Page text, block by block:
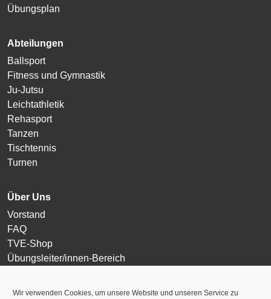
Wir verwenden Cookies, um unsere Website und unseren Service zu
Übungsplan
Abteilungen
Ballsport
Fitness und Gymnastik
Ju-Jutsu
Leichtathletik
Rehasport
Tanzen
Tischtennis
Turnen
Über Uns
Vorstand
FAQ
TVE-Shop
Übungsleiter/innen-Bereich